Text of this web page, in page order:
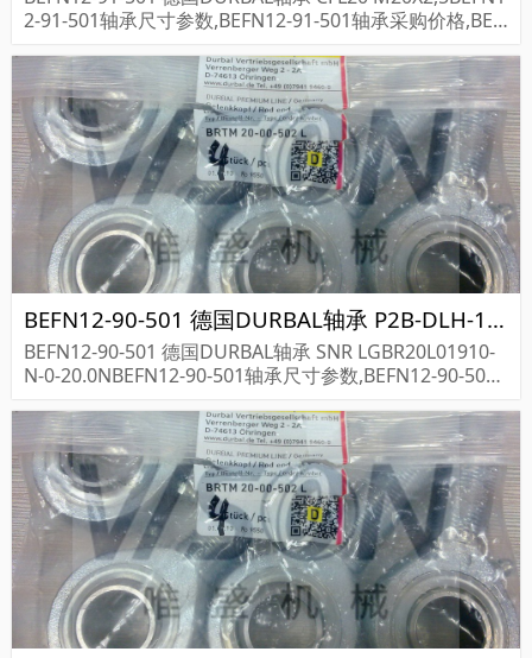
2-91-501轴承尺寸参数,BEFN12-91-501轴承采购价格,BEF
BEFN12-90-501 德国DURBAL轴承 P2B-DLH-115-E-HT 068841
BEFN12-90-501 德国DURBAL轴承 SNR LGBR20L01910-
N-0-20.0NBEFN12-90-501轴承尺寸参数,BEFN12-90-501